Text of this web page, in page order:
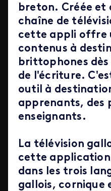
breton. Créée et
chaîne de
cette appli offre
contenus à
brittophones
de l'écriture.
outil à
apprenants, des
enseignants.
La télévision
cette
dans les trois
gallois, cornique